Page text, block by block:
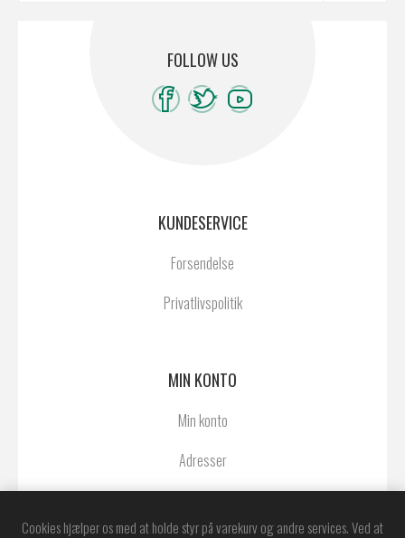
FOLLOW US
KUNDESERVICE
Forsendelse
Privatlivspolitik
MIN KONTO
Min konto
Adresser
Cookies hjælper os med at holde styr på varekurv og andre services. Ved at